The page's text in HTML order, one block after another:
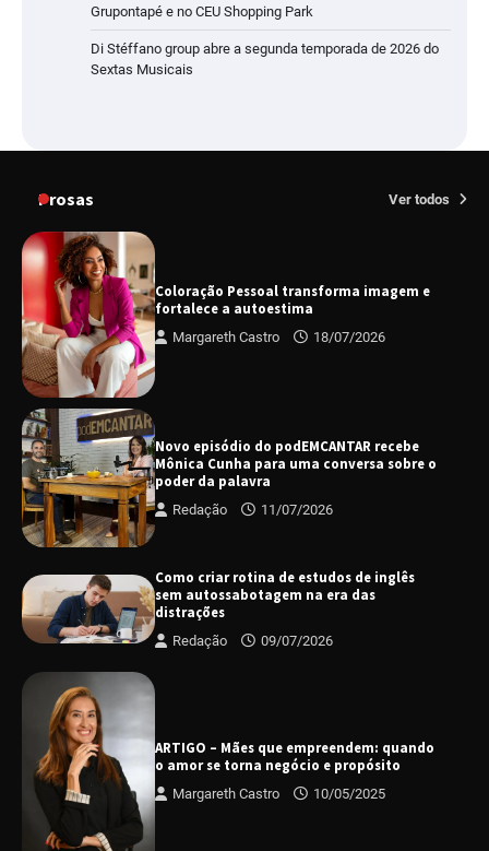
Grupontapé e no CEU Shopping Park
Di Stéffano group abre a segunda temporada de 2026 do
Sextas Musicais
Prosas Ver todos
Coloração Pessoal transforma imagem e
fortalece a autoestima
Margareth Castro 18/07/2026
Novo episódio do podEMCANTAR recebe
Mônica Cunha para uma conversa sobre o
poder da palavra
Redação 11/07/2026
Como criar rotina de estudos de inglês
sem autossabotagem na era das
distrações
Redação 09/07/2026
ARTIGO – Mães que empreendem: quando
o amor se torna negócio e propósito
Margareth Castro 10/05/2025